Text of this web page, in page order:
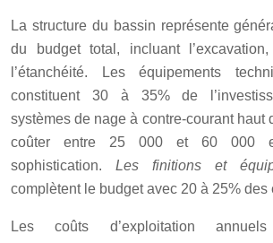
La structure du bassin représente
du budget total, incluant
l’étanchéité. Les équipements
constituent 30 à 35% de
systèmes de nage à contre-courant haut
coûter entre 25 000 et 60 000
sophistication. Les finitions et
complètent le budget avec 20 à 25% des
Les coûts d’exploitation